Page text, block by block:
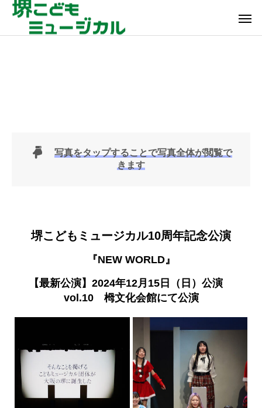
写真をタップすることで写真全体が閲覧で
きます
堺こどもミュージカル10周年記念公演
『NEW WORLD』
【最新公演】2024年12月15日（日）公演
vol.10 栂文化会館にて公演